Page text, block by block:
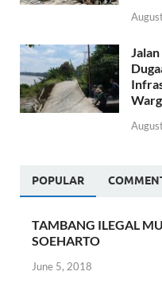
POPULAR
TAMBANG ILEGAL
SOEHARTO
June 5, 2018